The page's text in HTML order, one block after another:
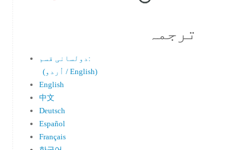
ترجمہ
دولسانی قسم:
(اُردو / English)
English
中文
Deutsch
Español
Français